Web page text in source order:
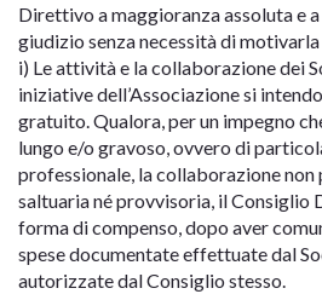
Direttivo a maggioranza assoluta e
giudizio senza necessità di
i) Le attività e la collaborazione dei
iniziative dell’Associazione si
gratuito. Qualora, per un impegno
lungo e/o gravoso, ovvero di
professionale, la collaborazione non
saltuaria né provvisoria, il Consiglio
forma di compenso, dopo aver
spese documentate effettuate dal
autorizzate dal Consiglio stesso.